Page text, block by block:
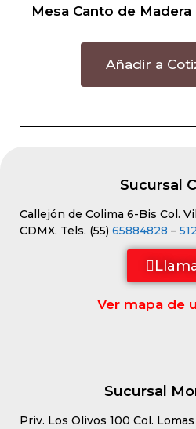
Mesa Canto de Madera
Añadir a
Sucursal
Callejón de Colima 6-Bis Col.
CDMX. Tels. (55) 65884828 –
Ver mapa de
Sucursal
Priv. Los Olivos 100 Col.